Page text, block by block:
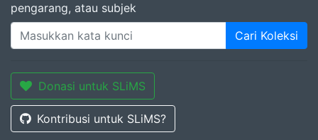
pengarang, atau subjek
Cari Koleksi
Donasi untuk SLiMS
Kontribusi untuk SLiMS?